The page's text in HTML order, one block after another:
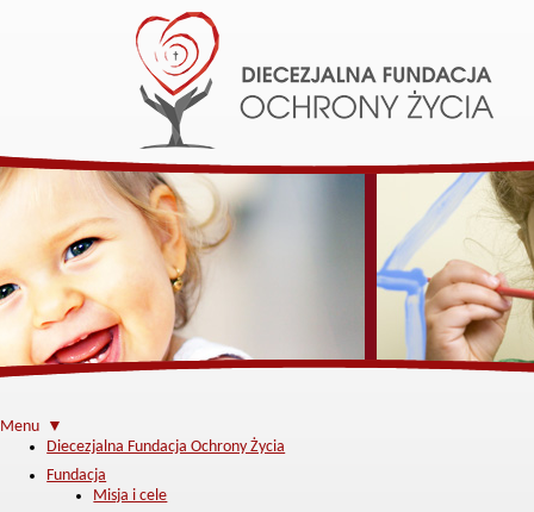
Menu ▼
Diecezjalna Fundacja Ochrony Życia
Fundacja
Misja i cele